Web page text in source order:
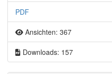
PDF
Ansichten: 367
Downloads: 157